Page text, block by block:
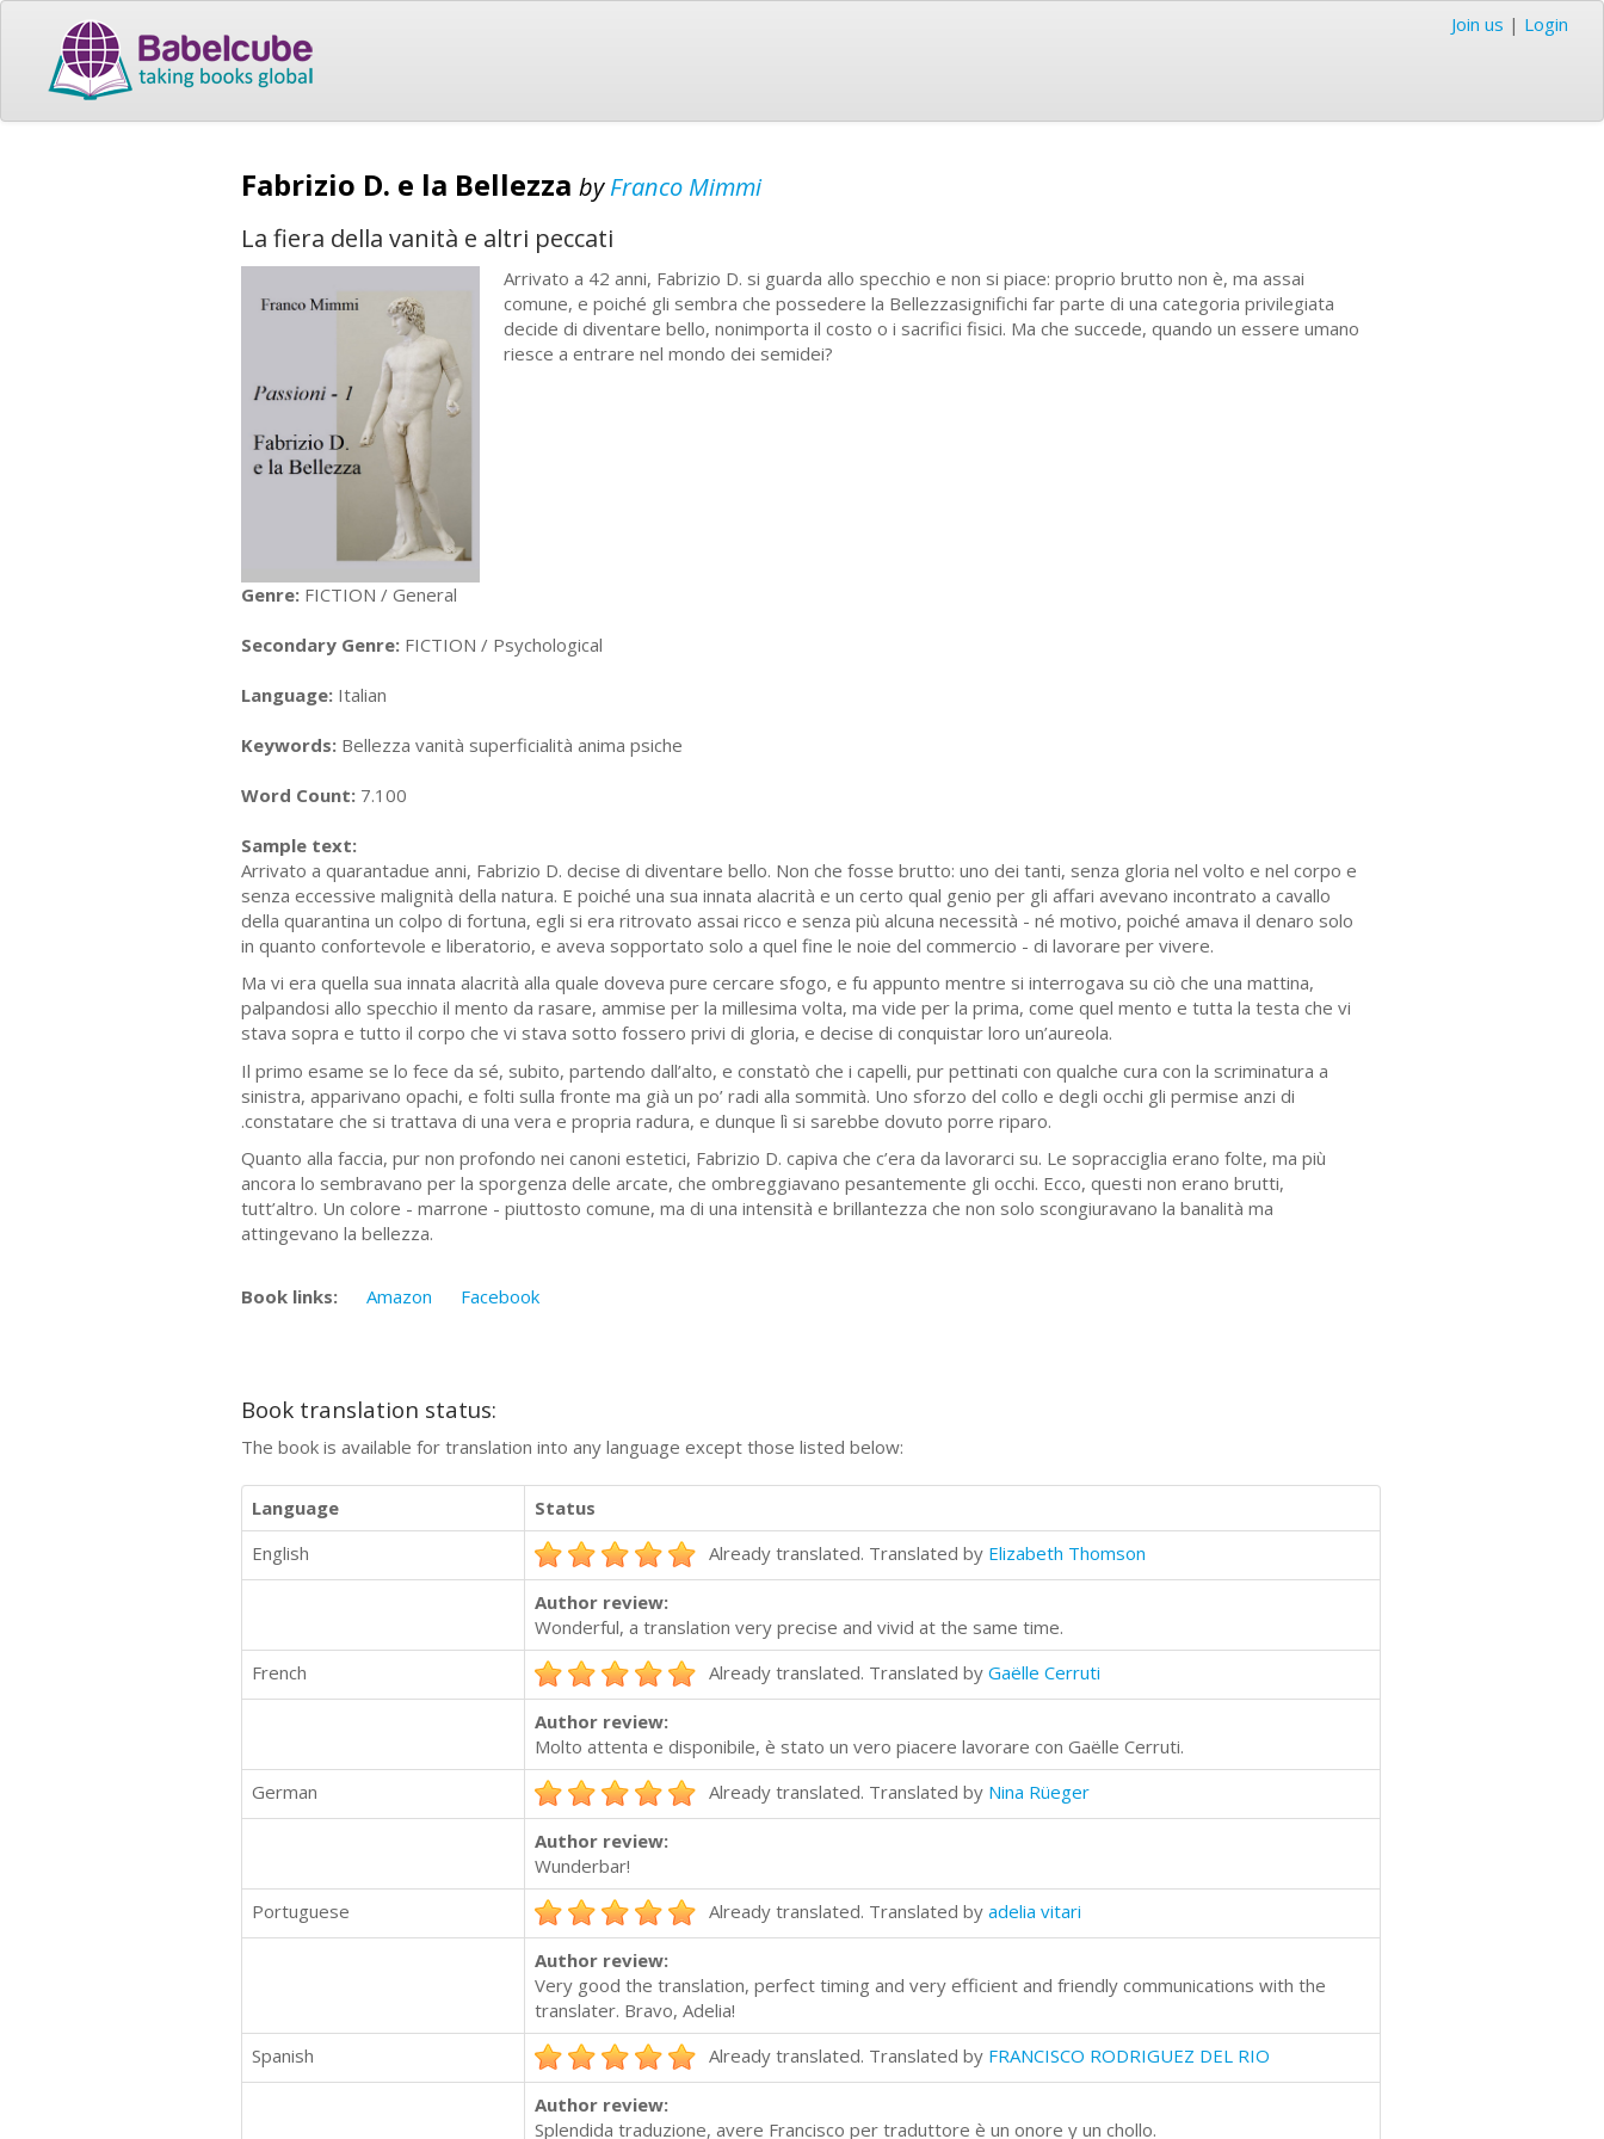
Join us | Login
Fabrizio D. e la Bellezza byFranco Mimmi
La fiera della vanità e altri peccati
Arrivato a 42 anni, Fabrizio D. si guarda allo specchio e non si piace: proprio brutto non è, ma assai
comune, e poiché gli sembra che possedere la Bellezzasignifichi far parte di una categoria privilegiata
decide di diventare bello, nonimporta il costo o i sacrifici fisici. Ma che succede, quando un essere umano
riesce a entrare nel mondo dei semidei?
Genre: FICTION / General
Secondary Genre: FICTION / Psychological
Language: Italian
Keywords: Bellezza vanità superficialità anima psiche
Word Count: 7.100
Sample text:
Arrivato a quarantadue anni, Fabrizio D. decise di diventare bello. Non che fosse brutto: uno dei tanti, senza gloria nel volto e nel corpo e
senza eccessive malignità della natura. E poiché una sua innata alacrità e un certo qual genio per gli affari avevano incontrato a cavallo
della quarantina un colpo di fortuna, egli si era ritrovato assai ricco e senza più alcuna necessità - né moti­vo, poiché amava il denaro solo
in quanto confortevole e liberatorio, e aveva sopportato solo a quel fine le noie del commercio - di lavorare per vivere.
Ma vi era quella sua innata alacrità alla quale doveva pure cer­care sfogo, e fu appunto mentre si interrogava su ciò che una mat­tina,
palpandosi allo specchio il mento da rasare, ammise per la millesima volta, ma vide per la prima, come quel mento e tutta la testa che vi
stava sopra e tutto il corpo che vi stava sotto fossero privi di gloria, e decise di conquistar loro un’au­reola.
Il primo esame se lo fece da sé, subito, partendo dall’alto, e constatò che i capelli, pur pettinati con qualche cura con la scriminatura a
sinistra, apparivano opachi, e folti sulla fronte ma già un po’ radi alla sommità. Uno sforzo del collo e degli occhi gli permise anzi di
.constatare che si trattava di una vera e pro­pria radura, e dunque lì si sarebbe dovuto porre riparo.
Quanto alla faccia, pur non profondo nei canoni estetici, Fabri­zio D. capiva che c’era da lavorarci su. Le sopracciglia erano folte, ma più
ancora lo sembravano per la sporgenza delle arcate, che ombreggiavano pesantemente gli occhi. Ecco, questi non erano brutti,
tutt’altro. Un colore - marrone - piuttosto comune, ma di una intensità e brillantezza che non solo scongiuravano la banalità ma
attingevano la bellezza.
Book links: Amazon Facebook
Book translation status:
The book is available for translation into any language except those listed below:
Language
Status
English
Already translated. Translated by Elizabeth Thomson
Author review:
Wonderful, a translation very precise and vivid at the same time.
French
Already translated. Translated by Gaëlle Cerruti
Author review:
Molto attenta e disponibile, è stato un vero piacere lavorare con Gaëlle Cerruti.
German
Already translated. Translated by Nina Rüeger
Author review:
Wunderbar!
Portuguese
Already translated. Translated by adelia vitari
Author review:
Very good the translation, perfect timing and very efficient and friendly communications with the
translater. Bravo, Adelia!
Spanish
Already translated. Translated by FRANCISCO RODRIGUEZ DEL RIO
Author review:
Splendida traduzione, avere Francisco per traduttore è un onore y un chollo.